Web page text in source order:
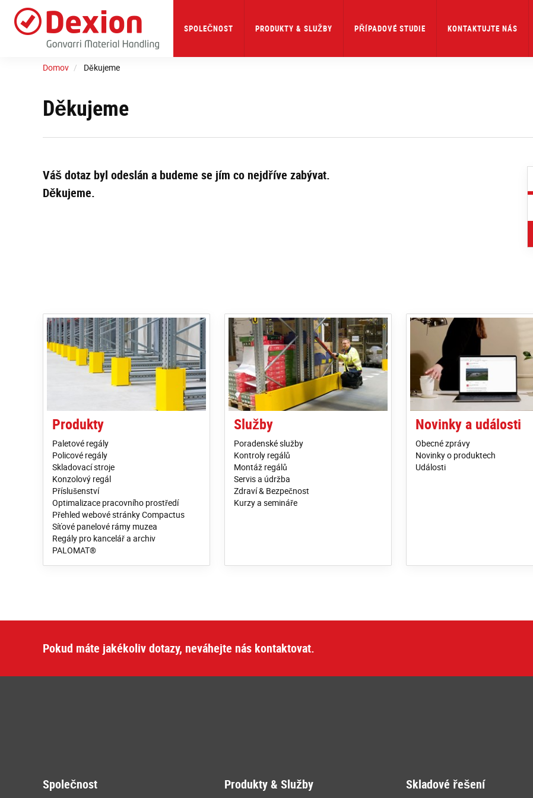
main
SPOLEČNOST PRODUKTY & SLUŽBY PŘÍPADOVÉ STUDIE KONTAKTUJTE NÁS
Domov Děkujeme
Děkujeme
Váš dotaz byl odeslán a budeme se jím co nejdříve zabývat.
Děkujeme.
Produkty
Paletové regály
Policové regály
Skladovací stroje
Konzolový regál
Příslušenství
Optimalizace pracovního prostředí
Přehled webové stránky Compactus
Síťové panelové rámy muzea
Regály pro kancelář a archiv
PALOMAT®
Služby
Poradenské služby
Kontroly regálů
Montáž regálů
Servis a údržba
Zdraví & Bezpečnost
Kurzy a semináře
Novinky a události
Obecné zprávy
Novinky o produktech
Události
Pokud máte jakékoliv dotazy, neváhejte nás kontaktovat.
Společnost Produkty & Služby Skladové řešení